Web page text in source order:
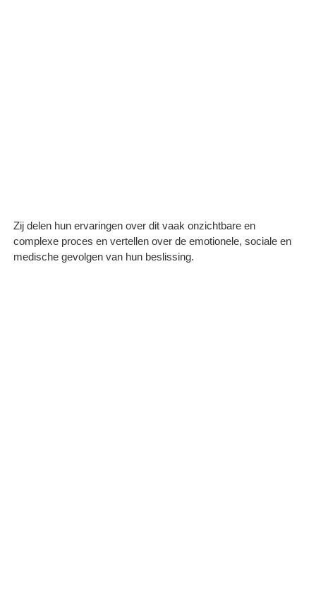
Zij delen hun ervaringen over dit vaak onzichtbare en
complexe proces en vertellen over de emotionele, sociale en
medische gevolgen van hun beslissing.